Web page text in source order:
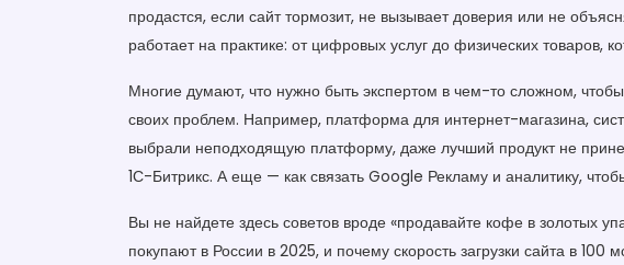
продастся, если сайт тормозит, не вызывает доверия или не
работает на практике: от цифровых услуг до физических товаров,
Многие думают, что нужно быть экспертом в чем-то сложном,
своих проблем. Например, платформа для интернет-магазина,
выбрали неподходящую платформу, даже лучший продукт не
1С-Битрикс. А еще — как связать Google Рекламу и аналитику,
Вы не найдете здесь советов вроде «продавайте кофе в золотых
покупают в России в 2025, и почему скорость загрузки сайта в